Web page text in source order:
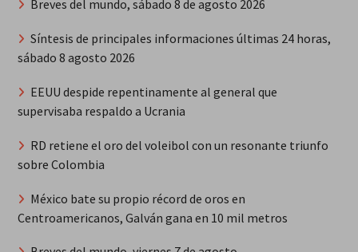
Breves del mundo, sábado 8 de agosto 2026
Síntesis de principales informaciones últimas 24 horas,
sábado 8 agosto 2026
EEUU despide repentinamente al general que
supervisaba respaldo a Ucrania
RD retiene el oro del voleibol con un resonante triunfo
sobre Colombia
México bate su propio récord de oros en
Centroamericanos, Galván gana en 10 mil metros